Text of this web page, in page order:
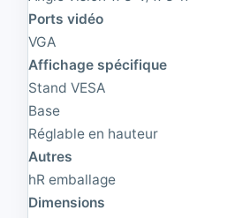
9
|
F
a
u
t
e
1
9
2
0
x
u
t
e
|
1
9
2
x
1
0
8
0
Ports vidéo
VGA
Affichage spécifique
Stand VESA
Base
Réglable en hauteur
Autres
hR emballage
Dimensions